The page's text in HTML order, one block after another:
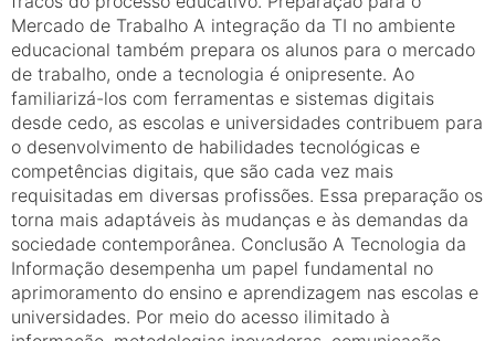
Mercado de Trabalho A integração da TI no ambiente
educacional também prepara os alunos para o mercado
de trabalho, onde a tecnologia é onipresente. Ao
familiarizá-los com ferramentas e sistemas digitais
desde cedo, as escolas e universidades contribuem para
o desenvolvimento de habilidades tecnológicas e
competências digitais, que são cada vez mais
requisitadas em diversas profissões. Essa preparação os
torna mais adaptáveis às mudanças e às demandas da
sociedade contemporânea. Conclusão A Tecnologia da
Informação desempenha um papel fundamental no
aprimoramento do ensino e aprendizagem nas escolas e
universidades. Por meio do acesso ilimitado à